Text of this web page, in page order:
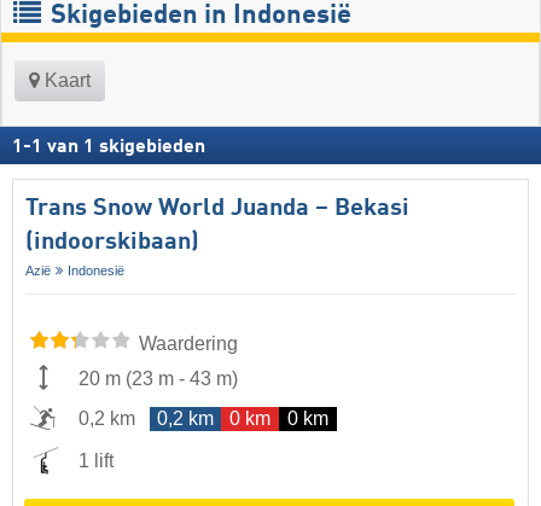
Skigebieden in Indonesië
Kaart
1 -1 van 1 skigebieden
Trans Snow World Juanda – Bekasi
(indoorskibaan)
Azië Indonesië
Waardering
20 m (23 m - 43 m)
0,2 km
0,2 km 0 km 0 km
1 lift